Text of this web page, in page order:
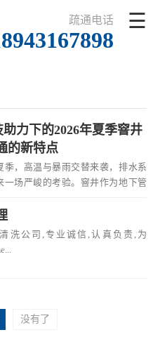
☰
疏通电话
力下的2026年夏季窨井
的新特点
季，高温与暴雨交替来袭，排水系
一场严峻的考验。窨井作为地下管
洗公司,专业诚信,认真负责,为
没有了